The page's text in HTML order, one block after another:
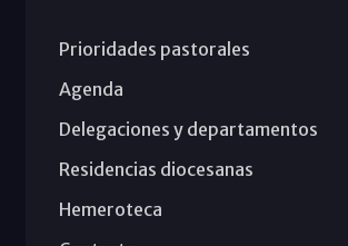
Prioridades pastorales
Agenda
Delegaciones y departamentos
Residencias diocesanas
Hemeroteca